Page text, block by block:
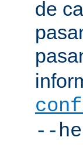
de
--